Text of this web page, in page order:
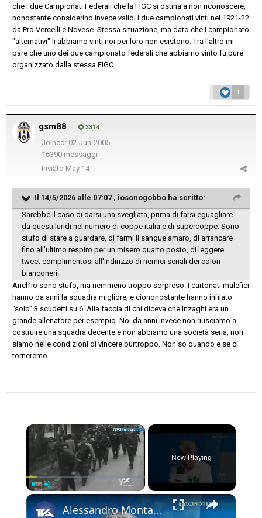
che i due Campionati Federali che la FIGC si ostina a non riconoscere,
nonostante considerino invece validi i due campionati vinti nel 1921-22
da Pro Vercelli e Novese. Stessa situazione, ma dato che i campionato
"alternativi" li abbiamo vinti noi per loro non esistono. Tra l'altro mi
pare che uno dei due campionato federali che abbiamo vinto fu pure
organizzato dalla stessa FIGC...
1
gsm88 3314
Joined: 02-Jun-2005
16390 messaggi
Inviato May 14
Il 14/5/2026 alle 07:07 , iosonogobbo ha scritto:
Sarebbe il caso di darsi una svegliata, prima di farsi eguagliare
da questi luridi nel numero di coppe italia e di supercoppe. Sono
stufo di stare a guardare, di farmi il sangue amaro, di arrancare
fino all'ultimo respiro per un misero quarto posto, di leggere
tweet complimentosi all'indirizzo di nemici seriali dei colori
bianconeri.
Anch’io sono stufo, ma nemmeno troppo sorpreso. I cartonati malefici
hanno da anni la squadra migliore, e ciononostante hanno infilato
“solo” 3 scudetti su 6. Alla faccia di chi diceva che Inzaghi era un
grande allenatore per esempio. Noi da anni invece non riusciamo a
costruire una squadra decente e non abbiamo una società seria, non
siamo nelle condizioni di vincere purtroppo. Non so quando e se ci
torneremo
×
Now Playing
×
Alessandro Montalto rispolvera la memoria di Rocco Inzerilli, il partigiano originario di Adrano mor